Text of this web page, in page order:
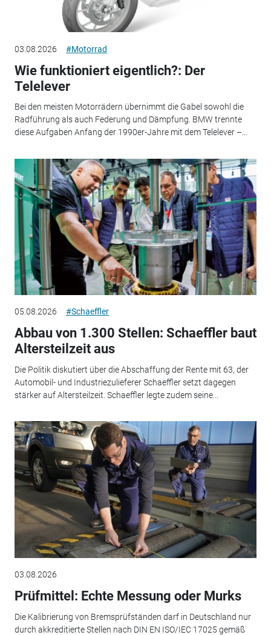
03.08.2026 #Motorrad
Wie funktioniert eigentlich?: Der
Telelever
Bei den meisten Motorrädern übernimmt die Gabel sowohl die
Radführung als auch Federung und Dämpfung. BMW trennte
diese Aufgaben Anfang der 1990er-Jahre mit dem Telelever –...
05.08.2026 #Schaeffler
Abbau von 1.300 Stellen: Schaeffler baut
Altersteilzeit aus
Die Politik diskutiert über die Abschaffung der Rente mit 63, der
Automobil- und Industriezulieferer Schaeffler setzt dagegen
stärker auf Altersteilzeit. Schaeffler legte zudem seine...
03.08.2026
Prüfmittel: Echte Messung oder Murks
Die Kalibrierung von Bremsprüfständen darf in Deutschland nur
durch akkreditierte Stellen nach DIN EN ISO/IEC 17025 gemäß